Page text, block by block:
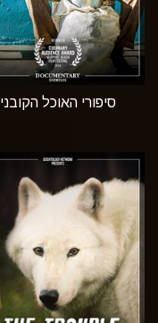
סיפורי האוכל הקובני